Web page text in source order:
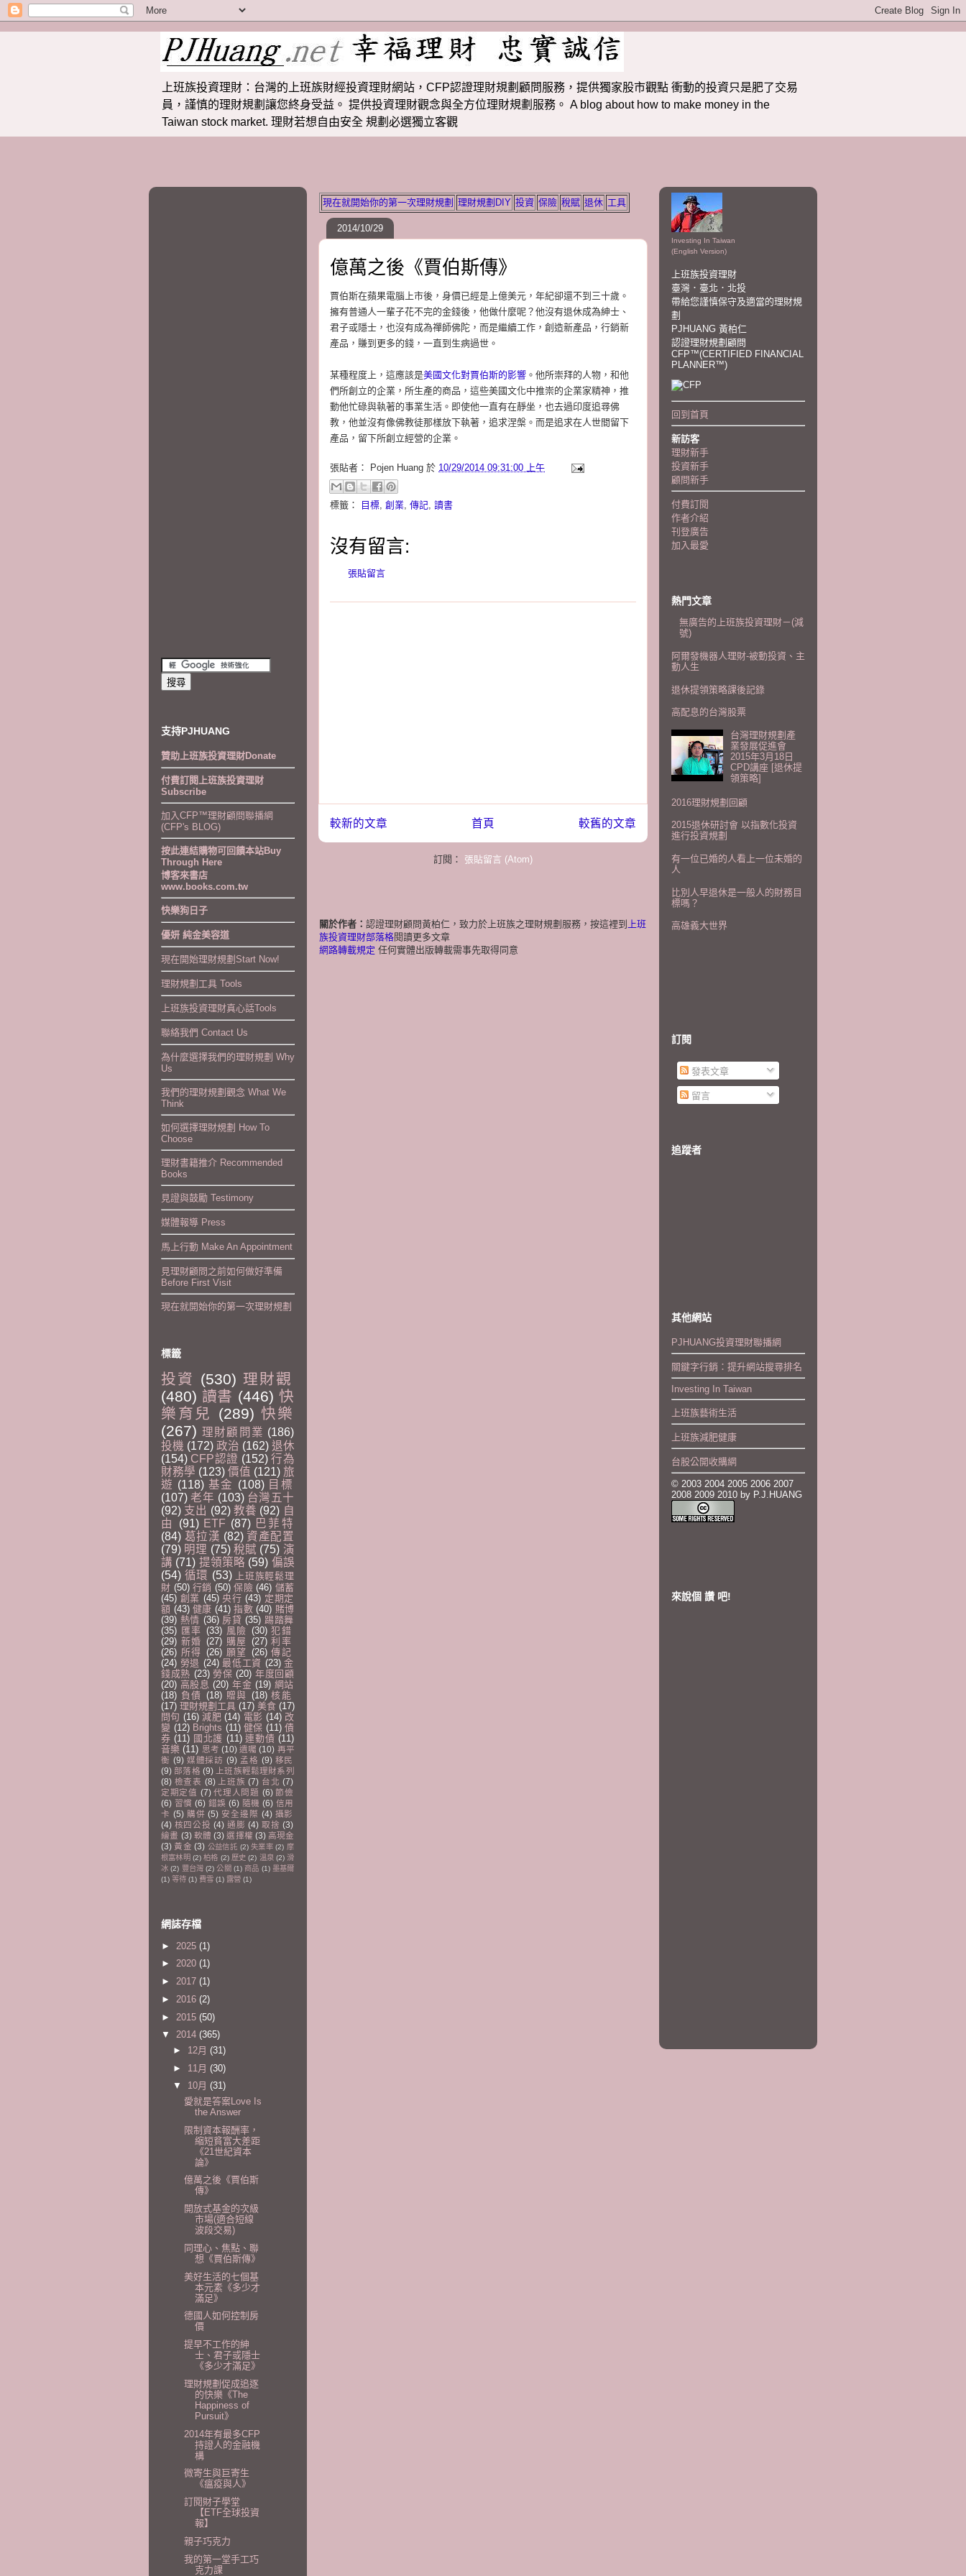
上班族投資理財：台灣的上班族財經投資理財網站，CFP認證理財規劃顧問服務，提供獨家股市觀點 衝動的投資只是肥了交易
員，謹慎的理財規劃讓您終身受益。 提供投資理財觀念與全方位理財規劃服務。 A blog about how to make money in the
Taiwan stock market. 理財若想自由安全 規劃必選獨立客觀
現在就開始你的第一次理財規劃 理財規劃DIY 投資 保險 稅賦 退休 工具
2014/10/29
億萬之後《賈伯斯傳》
賈伯斯在蘋果電腦上市後，身價已經是上億美元，年紀卻還不到三十歲。
擁有普通人一輩子花不完的金錢後，他做什麼呢？他沒有退休成為紳士、
君子或隱士，也沒有成為禪師佛陀，而是繼續工作，創造新產品，行銷新
產品，賺到更多的錢，一直到生病過世。
某種程度上，這應該是美國文化對賈伯斯的影響 。他所崇拜的人物，和他
們所創立的企業，所生產的商品，這些美國文化中推崇的企業家精神，推
動他忙碌與執著的事業生活。即使他一直有在靜坐，也去過印度追尋佛
教，他並沒有像佛教徒那樣放下執著，追求涅槃。而是追求在人世間留下
產品，留下所創立經營的企業。
張貼者： Pojen Huang 於 10/29/2014 09:31:00 上午
標籤： 目標, 創業, 傳記, 讀書
沒有留言:
張貼留言
較新的文章 較舊的文章
首頁
訂閱： 張貼留言 (Atom)
關於作者： 認證理財顧問黃柏仁，致力於上班族之理財規劃服務，按這裡到 上班
族投資理財部落格閱讀更多文章
網路轉載規定 任何實體出版轉載需事先取得同意
支持PJHUANG
贊助上班族投資理財Donate
付費訂閱上班族投資理財
Subscribe
加入CFP™理財顧問聯播網
(CFP's BLOG)
按此連結購物可回饋本站Buy
Through Here
博客來書店
www.books.com.tw
快樂狗日子
優妍 純金美容道
現在開始理財規劃Start Now!
理財規劃工具 Tools
上班族投資理財真心話Tools
聯絡我們 Contact Us
為什麼選擇我們的理財規劃 Why
Us
我們的理財規劃觀念 What We
Think
如何選擇理財規劃 How To
Choose
理財書籍推介 Recommended
Books
見證與鼓勵 Testimony
媒體報導 Press
馬上行動 Make An Appointment
見理財顧問之前如何做好準備
Before First Visit
現在就開始你的第一次理財規劃
標籤
投資 (530) 理財觀
(480) 讀書 (446) 快
樂育兒
(289) 快樂
(267) 理財顧問業 (186)
投機 (172) 政治 (162) 退休
(154) CFP認證 (152) 行為
財務學 (123) 價值 (121) 旅
遊 (118) 基金 (108) 目標
(107) 老年 (103) 台灣五十
(92) 支出 (92) 教養 (92) 自
由
(91) ETF (87) 巴菲特
(84) 葛拉漢 (82) 資產配置
(79) 明理 (75) 稅賦 (75) 演
講 (71) 提領策略 (59) 偏誤
(54) 循環 (53)
上班族輕鬆理
財 (50) 行銷 (50) 保險 (46) 儲蓄
(45) 創業 (45) 央行 (43) 定期定
額 (43) 健康 (41) 指數 (40) 賭博
(39) 熱情 (36) 房貸 (35) 踢踏舞
(35) 匯率 (33) 風險 (30) 犯錯
(29) 新婚 (27) 購屋 (27) 利率
(26) 所得 (26) 願望 (26) 傳記
(24) 勞退 (24) 最低工資 (23) 金
錢成熟 (23) 勞保 (20) 年度回顧
(20) 高股息 (20) 年金 (19) 網站
(18) 負債 (18) 贈與 (18) 核能
(17) 理財規劃工具 (17) 美食 (17)
問句 (16) 減肥 (14) 電影 (14) 改
變 (12) Brights (11) 健保 (11) 債
券 (11) 國北護 (11) 連動債 (11)
音樂 (11) 思考 (10) 遺囑 (10) 再平
衡 (9) 媒體採訪 (9) 孟格 (9) 移民
(9) 部落格 (9)
上班族輕鬆理財系列
(8) 檢查表 (8) 上班族 (7) 台北 (7)
定期定值 (7) 代理人問題 (6) 節儉
(6) 習慣 (6) 錯誤 (6) 隨機 (6) 信用
卡 (5) 購併 (5) 安全邊際 (4) 攝影
(4) 核四公投 (4) 通膨 (4) 取捨 (3)
繪畫 (3) 軟體 (3) 選擇權 (3) 高現金
(3) 黃金 (3) 公益信託 (2) 失業率 (2) 摩
根富林明 (2) 柏格 (2) 歷史 (2) 溫泉 (2) 滑
冰 (2) 豐台灣 (2) 公關 (1) 商品 (1) 墨基爾
(1) 等待 (1) 費雪 (1) 露營 (1)
網誌存檔
► 2025 (1)
► 2020 (1)
► 2017 (1)
► 2016 (2)
► 2015 (50)
▼ 2014 (365)
► 12月 (31)
► 11月 (30)
▼ 10月 (31)
愛就是答案Love Is
the Answer
限制資本報酬率，
縮短貧富大差距
《21世紀資本
論》
億萬之後《賈伯斯
傳》
開放式基金的次級
市場(適合短線
波段交易)
同理心、焦點、聯
想《賈伯斯傳》
美好生活的七個基
本元素《多少才
滿足》
德國人如何控制房
價
提早不工作的紳
士、君子或隱士
《多少才滿足》
理財規劃促成追逐
的快樂《The
Happiness of
Pursuit》
2014年有最多CFP
持證人的金融機
構
微寄生與巨寄生
《瘟疫與人》
訂閱財子學堂
【ETF全球投資
報】
親子巧克力
我的第一堂手工巧
克力課
Investing In Taiwan
(English Version)
上班族投資理財
臺灣．臺北．北投
帶給您謹慎保守及適當的理財規
劃
PJHUANG 黃柏仁
認證理財規劃顧問
CFP™(CERTIFIED FINANCIAL
PLANNER™)
回到首頁
新訪客
理財新手
投資新手
顧問新手
付費訂閱
作者介紹
刊登廣告
加入最愛
熱門文章
無廣告的上班族投資理財－(減
號)
阿爾發機器人理財-被動投資、主
動人生
退休提領策略課後記錄
高配息的台灣股票
台灣理財規劃產
業發展促進會
2015年3月18日
CPD講座 [退休提
領策略]
2016理財規劃回顧
2015退休研討會 以指數化投資
進行投資規劃
有一位已婚的人看上一位未婚的
人
比別人早退休是一般人的財務目
標嗎？
高雄義大世界
訂閱
發表文章
留言
追蹤者
其他網站
PJHUANG投資理財聯播網
關鍵字行銷：提升網站搜尋排名
Investing In Taiwan
上班族藝術生活
上班族減肥健康
台股公開收購網
© 2003 2004 2005 2006 2007
2008 2009 2010 by P.J.HUANG
來說個 讚 吧!